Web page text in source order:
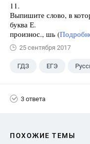
11.
Выпишите слово, в
буква Е.
произнос., шь (
25 сентября 2017
ГДЗ ЕГЭ
3 ответа
ПОХОЖИЕ ТЕМЫ